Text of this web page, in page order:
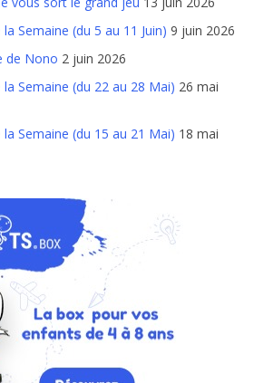
Semaine (du 5 au 11 Juin) 9 juin 2026
de Nono 2 juin 2026
Semaine (du 22 au 28 Mai) 26 mai
Semaine (du 15 au 21 Mai) 18 mai